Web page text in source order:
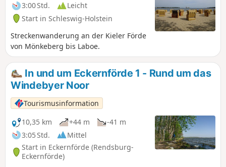
3:00 Std.
Leicht
Start in Schleswig-Holstein
Streckenwanderung an der Kieler Förde
von Mönkeberg bis Laboe.
In und um Eckernförde 1 - Rund um das
Windebyer Noor
Tourismusinformation
10,35 km
+44 m
-41 m
3:05 Std.
Mittel
Start in Eckernförde (Rendsburg-
Eckernförde)